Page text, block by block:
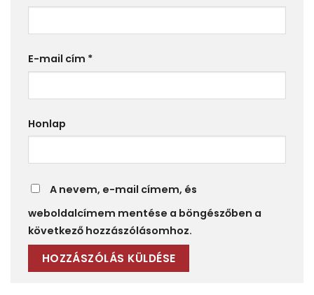
E-mail cím *
Honlap
A nevem, e-mail címem, és
weboldalcímem mentése a böngészőben a
következő hozzászólásomhoz.